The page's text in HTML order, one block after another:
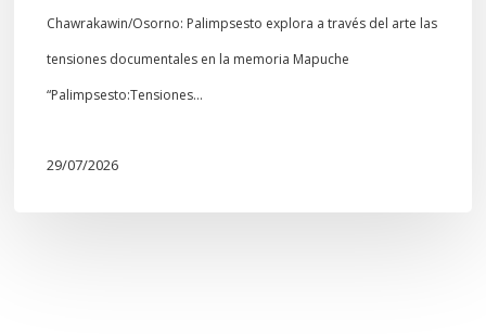
Chawrakawin/Osorno: Palimpsesto explora a través del arte las
tensiones documentales en la memoria Mapuche
“Palimpsesto:Tensiones…
29/07/2026